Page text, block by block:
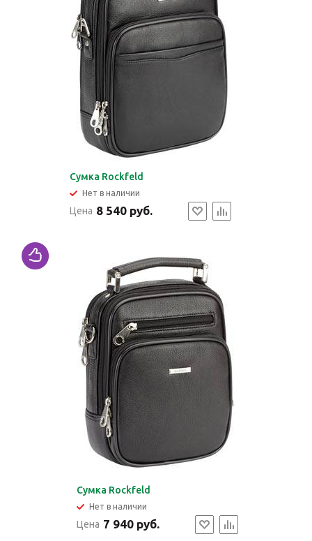
Сумка Rockfeld
Нет в наличии
Цена 8 540 руб.
Сумка Rockfeld
Нет в наличии
Цена 7 940 руб.